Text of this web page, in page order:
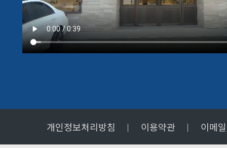
개인정보처리방침 이용약관 이메